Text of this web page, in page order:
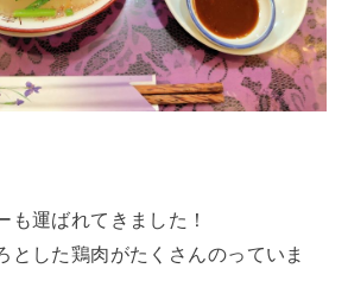
も運ばれてきました！
とした鶏肉がたくさんのっていま